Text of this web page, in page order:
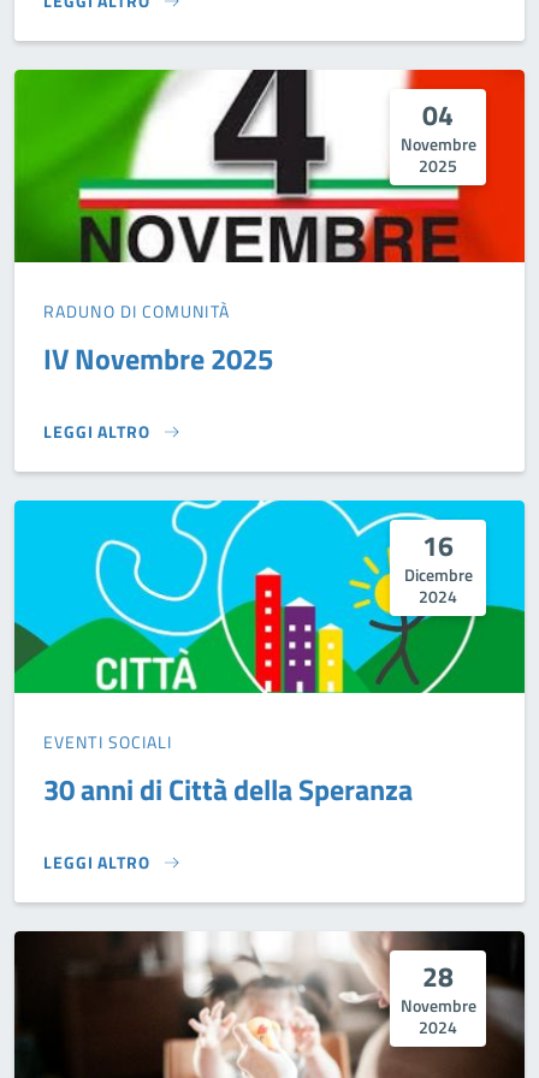
PULIZIA DELLA SPIAGGIA DELLA BOSCHETTONA}
04
Novembre
2025
RADUNO DI COMUNITÀ
IV Novembre 2025
LEGGI ALTRO
IV NOVEMBRE 2025}
16
Dicembre
2024
EVENTI SOCIALI
30 anni di Città della Speranza
LEGGI ALTRO
30 ANNI DI CITTÀ DELLA SPERANZA}
28
Novembre
2024